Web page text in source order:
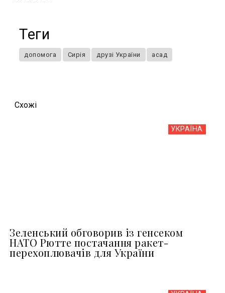
Теги
допомога Сирія друзі України асад
Схожi
УКРАЇНА
Зеленський обговорив із генсеком
НАТО Рютте постачання ракет-
перехоплювачів для України